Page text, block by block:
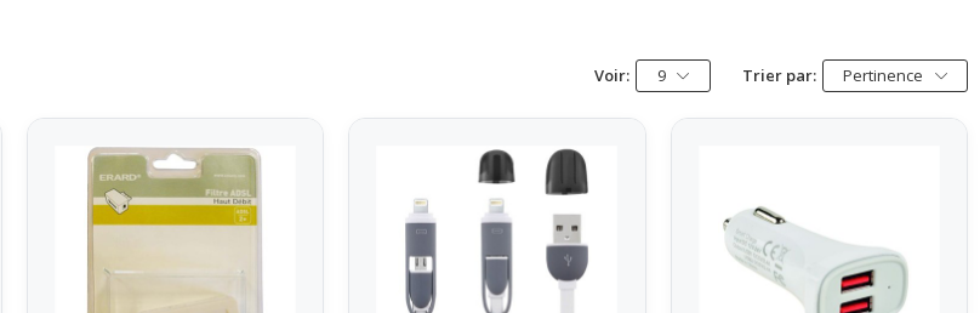
Voir: 9 Trier par: Pertinence